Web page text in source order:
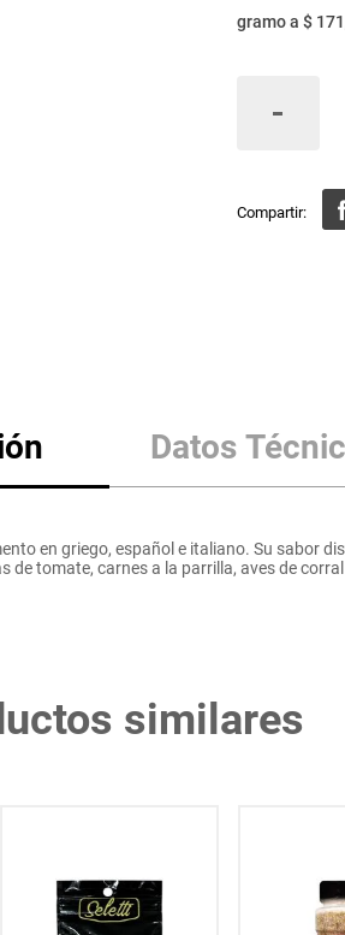
gramoa $
Datos
en griego, español e italiano. Su sabor
de tomate, carnes a la parrilla, aves de
similares